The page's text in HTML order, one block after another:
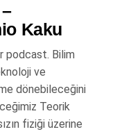
Kaku
podcast. Bilim
ve
dönebileceğini
Teorik
fiziği üzerine